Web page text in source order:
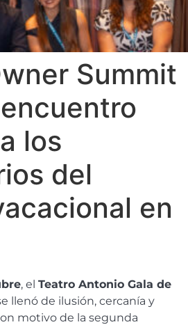
Summit
los
del
en
, el Teatro Antonio Gala de
llenó de ilusión, cercanía y
motivo de la segunda